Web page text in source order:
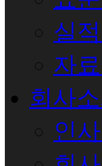
실
자
회사
인